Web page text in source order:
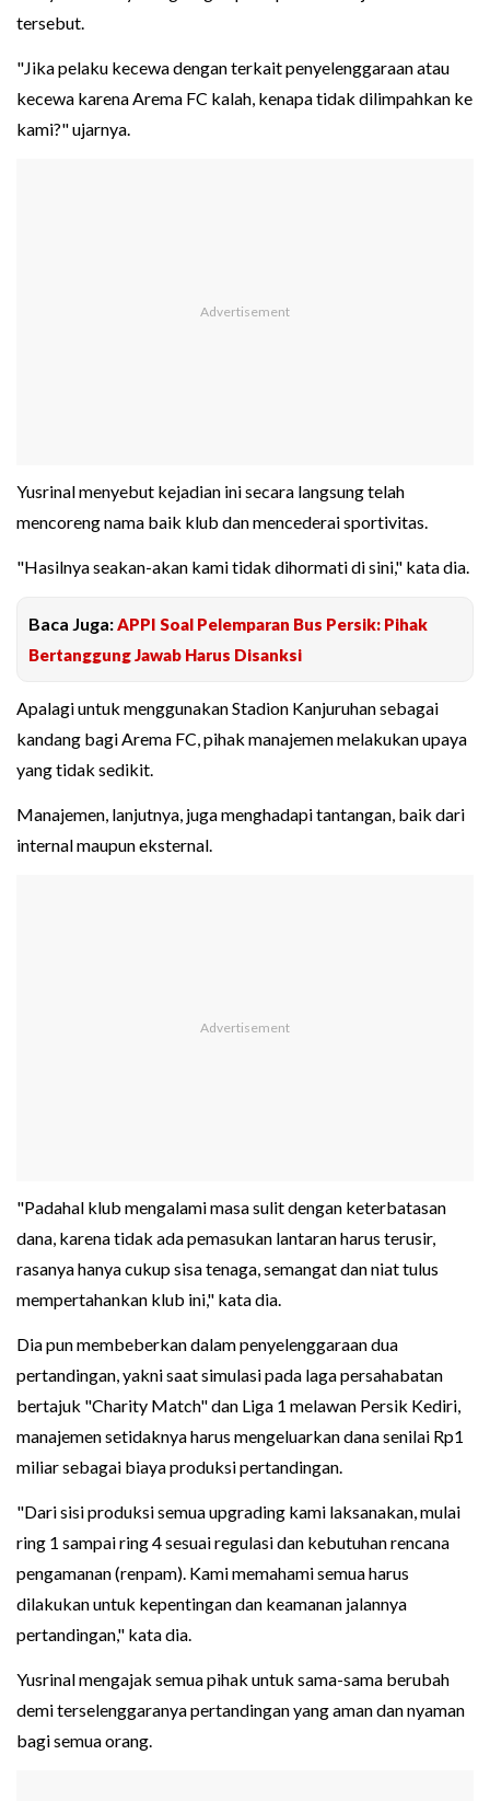
tersebut.
"Jika pelaku kecewa dengan terkait penyelenggaraan atau
kecewa karena Arema FC kalah, kenapa tidak dilimpahkan ke
kami?" ujarnya.
Yusrinal menyebut kejadian ini secara langsung telah
mencoreng nama baik klub dan mencederai sportivitas.
"Hasilnya seakan-akan kami tidak dihormati di sini," kata dia.
Baca Juga:APPI Soal Pelemparan Bus Persik: Pihak
Bertanggung Jawab Harus Disanksi
Apalagi untuk menggunakan Stadion Kanjuruhan sebagai
kandang bagi Arema FC, pihak manajemen melakukan upaya
yang tidak sedikit.
Manajemen, lanjutnya, juga menghadapi tantangan, baik dari
internal maupun eksternal.
"Padahal klub mengalami masa sulit dengan keterbatasan
dana, karena tidak ada pemasukan lantaran harus terusir,
rasanya hanya cukup sisa tenaga, semangat dan niat tulus
mempertahankan klub ini," kata dia.
Dia pun membeberkan dalam penyelenggaraan dua
pertandingan, yakni saat simulasi pada laga persahabatan
bertajuk "Charity Match" dan Liga 1 melawan Persik Kediri,
manajemen setidaknya harus mengeluarkan dana senilai Rp1
miliar sebagai biaya produksi pertandingan.
"Dari sisi produksi semua upgrading kami laksanakan, mulai
ring 1 sampai ring 4 sesuai regulasi dan kebutuhan rencana
pengamanan (renpam). Kami memahami semua harus
dilakukan untuk kepentingan dan keamanan jalannya
pertandingan," kata dia.
Yusrinal mengajak semua pihak untuk sama-sama berubah
demi terselenggaranya pertandingan yang aman dan nyaman
bagi semua orang.